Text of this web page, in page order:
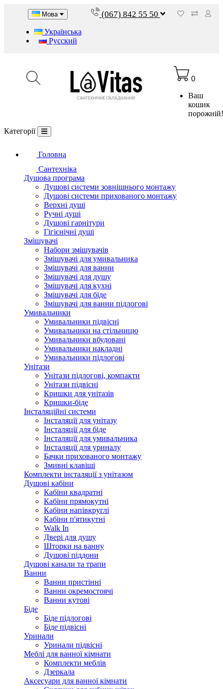
Мова
Українська
Русский
(067) 842 55 50
0
Ваш
кошик
Категорії
Головна
Сантехніка
Душова програма
Душові системи зовнішнього монтажу
Душові системи прихованого монтажу
Верхні душі
Ручні душі
Душові гарнітури
Гігієнічні душі
Змішувачі
Набори змішувачів
Змішувачі для умивальника
Змішувачі для ванни
Змішувачі для душу
Змішувачі для кухні
Змішувачі для біде
Змішувачі для ванни підлогові
Умивальники
Умивальники підвісні
Умивальники на стільницю
Умивальники вбудовані
Умивальники накладні
Умивальники підлогові
Унітази
Унітази підлогові, компакти
Унітази підвісні
Кришки для унітазів
Кришки-біде
Інсталяційні системи
Інсталяції для унітазу
Інсталяції для біде
Інсталяції для умивальника
Інсталяції для уриналу
Бачки прихованого монтажу
Змивні клавіші
Комплекти інсталяції з унітазом
Душові кабіни
Кабіни квадратні
Кабіни прямокутні
Кабіни напівкруглі
Кабіни п'ятикутні
Walk In
Двері для душу
Шторки на ванну
Душові піддони
Душові канали та трапи
Ванни
Ванни пристінні
Ванни окремостоячі
Ванни кутові
Біде
Біде підлогові
Біде підвісні
Уринали
Уринали підвісні
Меблі для ванної кімнати
Комплекти меблів
Дзеркала
Аксесуари для ванної кімнати